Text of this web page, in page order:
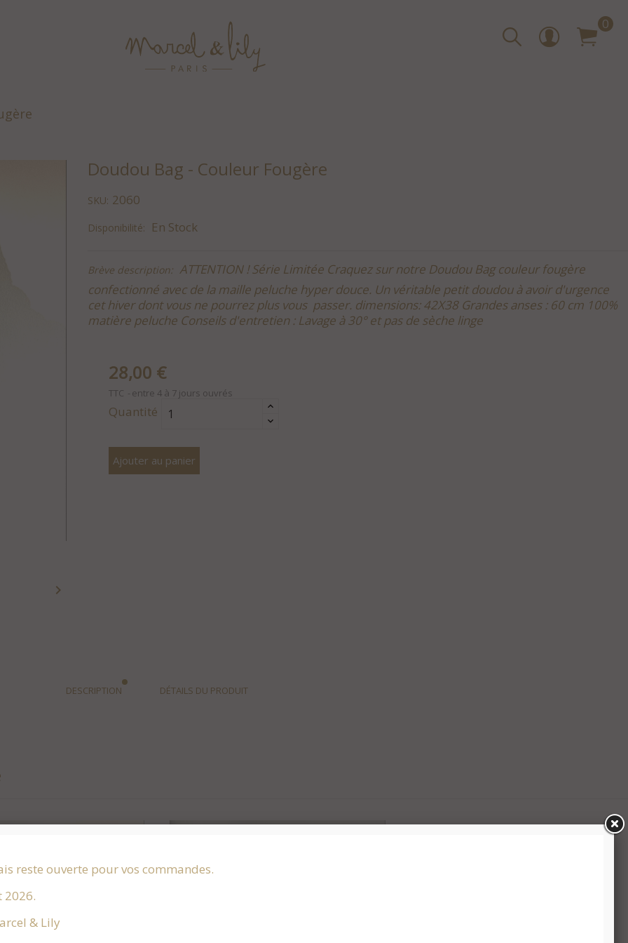
0

Doudou Bag - Couleur Fougère
SKU: 2060
Disponibilité: En Stock
Brève description: ATTENTION ! Série Limitée Craquez sur notre Doudou Bag couleur fougère
confectionné avec de la maille peluche hyper douce. Un véritable petit doudou à avoir d'urgence
cet hiver dont vous ne pourrez plus vous passer. dimensions: 42X38 Grandes anses : 60 cm 100%
matière peluche Conseils d'entretien : Lavage à 30° et pas de sèche linge
28,00 €
TTC entre 4 à 7 jours ouvrés
Quantité
Ajouter au panier
DESCRIPTION DÉTAILS DU PRODUIT
reste ouverte pour vos commandes.
2026.
& Lily